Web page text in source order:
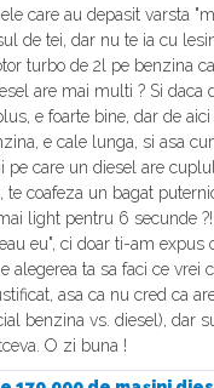
care au depasit varsta
de tei, dar nu te ia cu
turbo de 2l pe benzina
are mai multi ? Si daca
e foarte bine, dar de
e cale lunga, si asa
pe care un diesel are
te coafeza un bagat
light pentru 6 secunde
eu", ci doar ti-am expus
alegerea ta sa faci ce vrei
asa ca nu cred ca
benzina vs. diesel), dar
O zi buna !